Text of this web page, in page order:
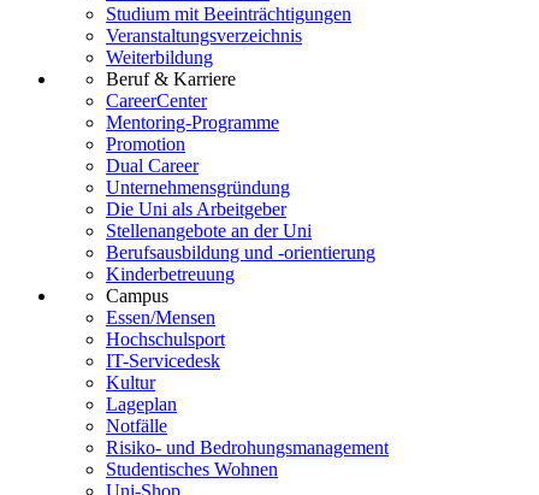
Studium mit Beeinträchtigungen
Veranstaltungsverzeichnis
Weiterbildung
Beruf & Karriere
CareerCenter
Mentoring-Programme
Promotion
Dual Career
Unternehmensgründung
Die Uni als Arbeitgeber
Stellenangebote an der Uni
Berufsausbildung und -orientierung
Kinderbetreuung
Campus
Essen/Mensen
Hochschulsport
IT-Servicedesk
Kultur
Lageplan
Notfälle
Risiko- und Bedrohungsmanagement
Studentisches Wohnen
Uni-Shop